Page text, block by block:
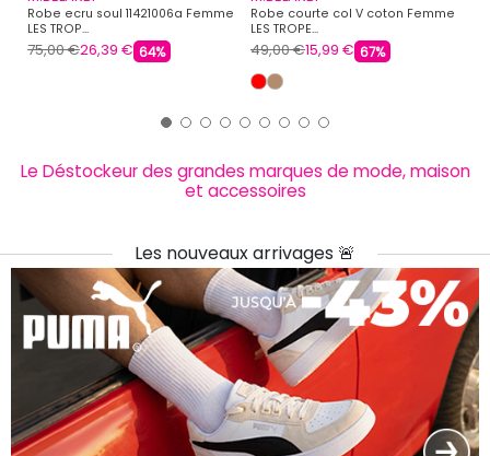
Robe ecru soul 11421006a Femme
LES TROP...
75,00 €26,39 € 64%
Robe courte col V coton Femme
LES TROPE...
49,00 €15,99 € 67%
Le Déstockeur des grandes marques de mode, maison
et accessoires
Les nouveaux arrivages 🚨